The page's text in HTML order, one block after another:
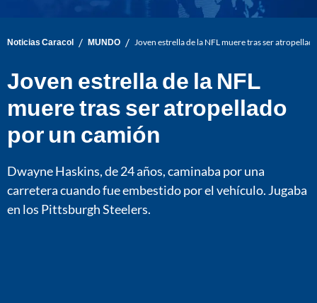
Noticias Caracol / MUNDO / Joven estrella de la NFL muere tras ser
Joven estrella de la NFL
muere tras ser atropellado
por un camión
Dwayne Haskins, de 24 años, caminaba por una
carretera cuando fue embestido por el vehículo. Jugaba
en los Pittsburgh Steelers.